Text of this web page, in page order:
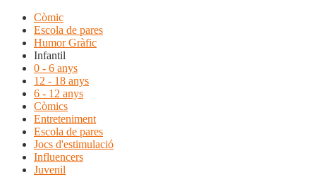
Còmic
Escola de pares
Humor Gràfic
Infantil
0 - 6 anys
12 - 18 anys
6 - 12 anys
Còmics
Entreteniment
Escola de pares
Jocs d'estimulació
Influencers
Juvenil